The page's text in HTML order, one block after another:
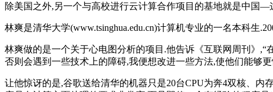
除美国之外,另一个与高校进行云计算合作项目的基地就是中国
林爽是清华大学(www.tsinghua.edu.cn)计算机专业的一名本科生
林爽做的是一个关于心电图分析的项目.他告诉《互联网周刊》
否则会遇到一些技术上的障碍,我便想改进一些方法,使他们能够
让他惊讶的是,谷歌送给清华的机器只是20台CPU为奔4双核、内